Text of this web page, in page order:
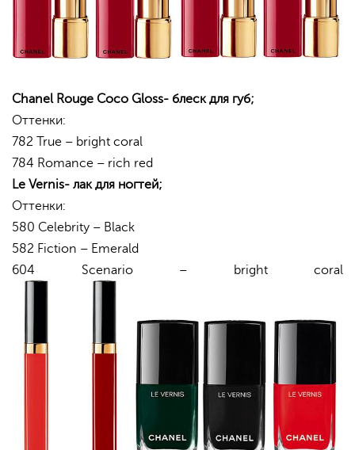
Chanel Rouge Coco Gloss- блескдля губ;
Оттенки:
782 True – bright coral
784 Romance – rich red
Le Vernis- лак для ногтей;
Оттенки:
580 Celebrity – Black
582 Fiction – Emerald
604 Scenario – bright coral